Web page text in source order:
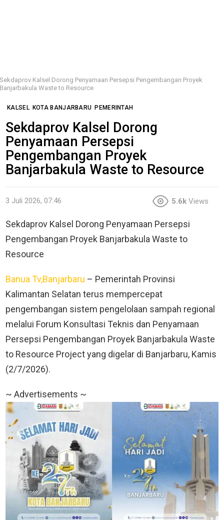
Sekdaprov Kalsel Dorong Penyamaan Persepsi Pengembangan Proyek
Banjarbakula Waste to Resource
KALSEL KOTA BANJARBARU PEMERINTAH
Sekdaprov Kalsel Dorong
Penyamaan Persepsi
Pengembangan Proyek
Banjarbakula Waste to Resource
3 Juli 2026, 07:46 5.6k Views
Sekdaprov Kalsel Dorong Penyamaan Persepsi
Pengembangan Proyek Banjarbakula Waste to
Resource
Banua Tv,Banjarbaru – Pemerintah Provinsi
Kalimantan Selatan terus mempercepat
pengembangan sistem pengelolaan sampah regional
melalui Forum Konsultasi Teknis dan Penyamaan
Persepsi Pengembangan Proyek Banjarbakula Waste
to Resource Project yang digelar di Banjarbaru, Kamis
(2/7/2026).
~ Advertisements ~